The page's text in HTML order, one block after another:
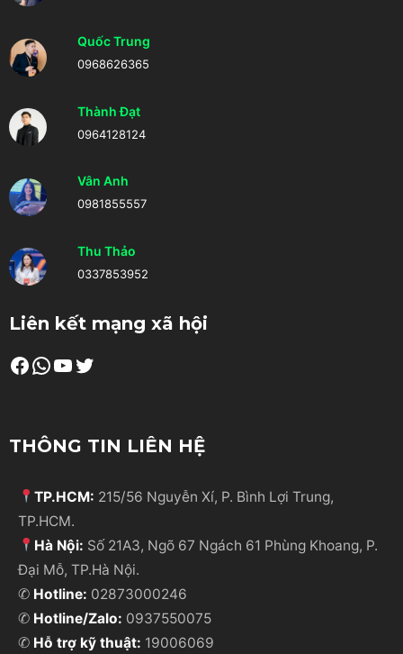
Quốc Trung
0968626365
Thành Đạt
0964128124
Vân Anh
0981855557
Thu Thảo
0337853952
Liên kết mạng xã hội
Facebook WhatsApp Youtube Twitter
THÔNG TIN LIÊN HỆ
TP.HCM: 215/56 Nguyễn Xí, P. Bình Lợi Trung,
TP.HCM.
Hà Nội: Số 21A3, Ngõ 67 Ngách 61 Phùng Khoang, P.
Đại Mỗ, TP.Hà Nội.
✆ Hotline: 02873000246
✆ Hotline/Zalo: 0937550075
✆ Hỗ trợ kỹ thuật: 19006069